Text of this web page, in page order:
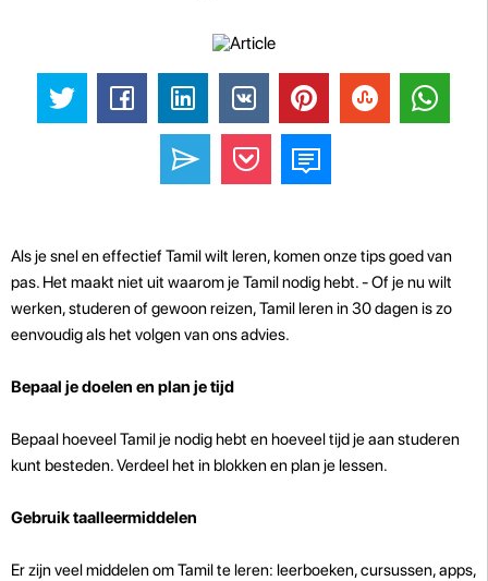
Als je snel en effectief Tamil wilt leren, komen onze tips goed van
pas. Het maakt niet uit waarom je Tamil nodig hebt. - Of je nu wilt
werken, studeren of gewoon reizen, Tamil leren in 30 dagen is zo
eenvoudig als het volgen van ons advies.
Bepaal je doelen en plan je tijd
Bepaal hoeveel Tamil je nodig hebt en hoeveel tijd je aan studeren
kunt besteden. Verdeel het in blokken en plan je lessen.
Gebruik taalleermiddelen
Er zijn veel middelen om Tamil te leren: leerboeken, cursussen, apps,